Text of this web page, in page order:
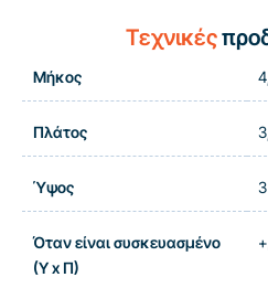
Τεχνικές
Μήκος
Πλάτος
Ύψος
Όταν είναι συσκευασμένο
(Υ x Π)